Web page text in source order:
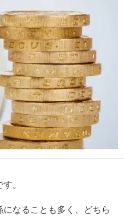
。
なることも多く、どちら